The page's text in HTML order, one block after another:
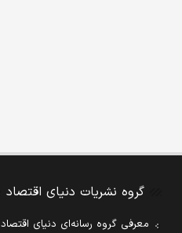
گروه نشریات دنیای اقتصاد
معرفی گروه رسانه‌ای دنیای اقتصاد